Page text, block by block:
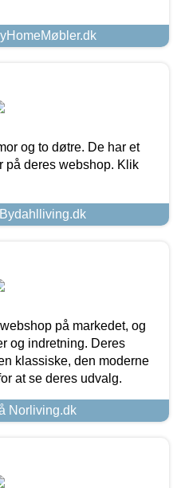
og to døtre. De har et
på deres webshop. Klik
på markedet, og
og indretning. Deres
klassiske, den moderne
at se deres udvalg.
Norliving.dk